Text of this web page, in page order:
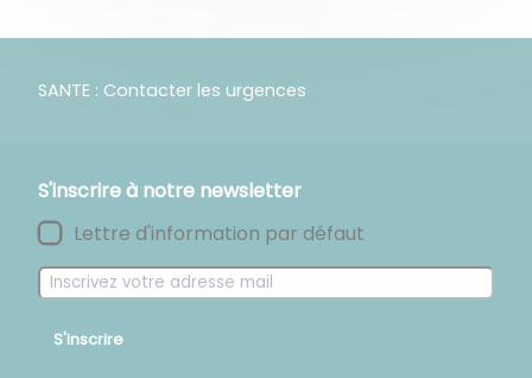
SANTE : Contacter les urgences
S'inscrire à notre newsletter
Lettre d'information par défaut
S'inscrire